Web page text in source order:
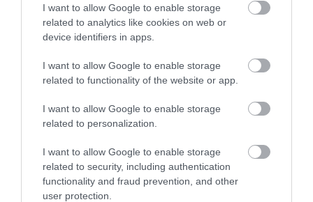
I want to allow Google to enable storage
related to analytics like cookies on web or
device identifiers in apps.
I want to allow Google to enable storage
related to functionality of the website or app.
I want to allow Google to enable storage
related to personalization.
I want to allow Google to enable storage
related to security, including authentication
functionality and fraud prevention, and other
user protection.
A DUNA MÁS SZAKASZÁN BÍRSÁG JÁRHAT
ÉRTE
írta